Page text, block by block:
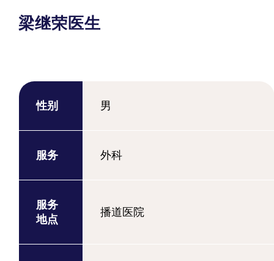
梁继荣医生
性别 男
服务 外科
服务
地点
播道医院